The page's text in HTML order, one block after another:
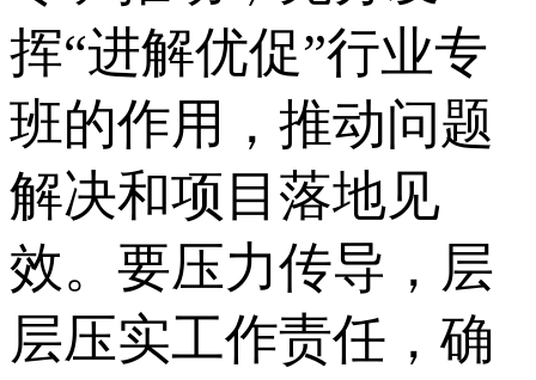
挥“进解优促”行业专
班的作用，推动问题
解决和项目落地见
效。要压力传导，层
层压实工作责任，确